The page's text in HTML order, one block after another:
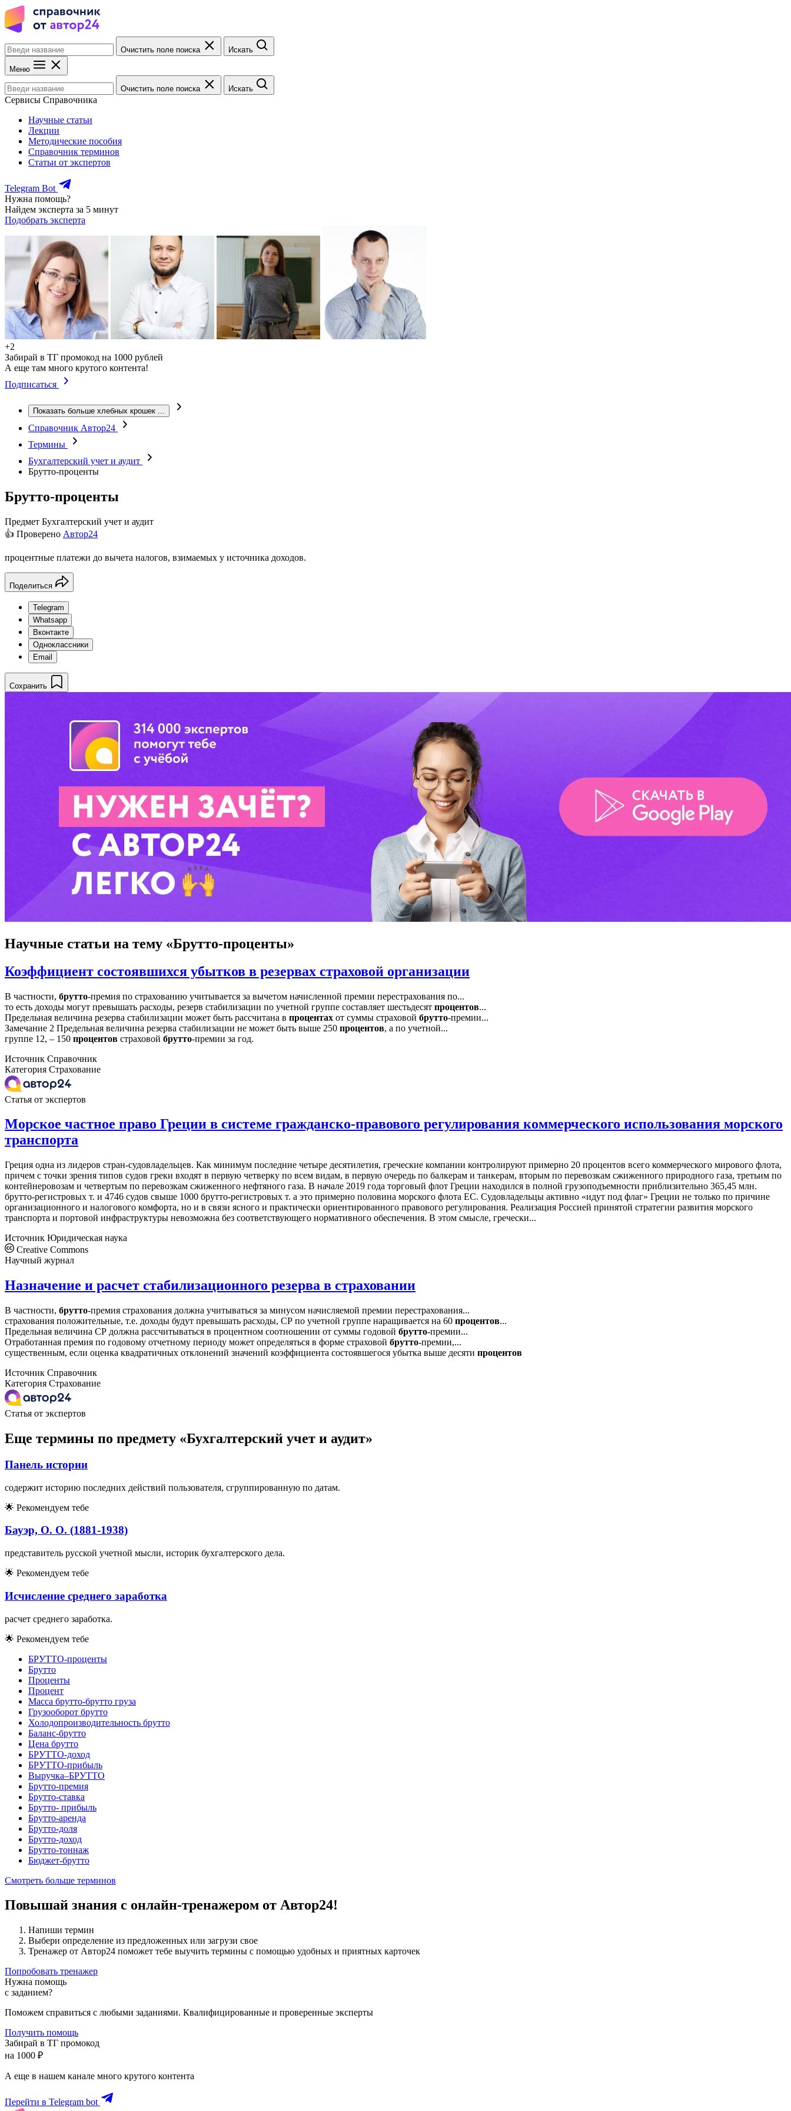
Очистить поле поиска Искать
Меню
Очистить поле поиска Искать
Сервисы Справочника
Научные статьи
Лекции
Методические пособия
Справочник терминов
Статьи от экспертов
Telegram Bot
Нужна помощь?
Найдем эксперта за 5 минут
Подобрать эксперта
+2
Забирай в ТГ промокод на 1000 рублей
А еще там много крутого контента!
Подписаться
Показать больше хлебных крошек ...
Справочник Автор24
Термины
Бухгалтерский учет и аудит
Брутто-проценты
Брутто-проценты
Предмет Бухгалтерский учет и аудит
👍 Проверено Автор24
процентные платежи до вычета налогов, взимаемых у источника доходов.
Поделиться
Telegram
Whatsapp
Вконтакте
Одноклассники
Email
Сохранить
Научные статьи на тему «Брутто-проценты»
Коэффициент состоявшихся убытков в резервах страховой организации
В частности, брутто-премия по страхованию учитывается за вычетом начисленной премии перестрахования по...
то есть доходы могут превышать расходы, резерв стабилизации по учетной группе составляет шестьдесят процентов...
Предельная величина резерва стабилизации может быть рассчитана в процентах от суммы страховой брутто-премии...
Замечание 2 Предельная величина резерва стабилизации не может быть выше 250 процентов, а по учетной...
группе 12, – 150 процентов страховой брутто-премии за год.
Источник Справочник
Категория Страхование
Статья от экспертов
Морское частное право Греции в системе гражданско-правового регулирования коммерческого использования морского
транспорта
Греция одна из лидеров стран-судовладельцев. Как минимум последние четыре десятилетия, греческие компании контролируют примерно 20 процентов всего коммерческого мирового флота,
причем с точки зрения типов судов греки входят в первую четверку по всем видам, в первую очередь по балкерам и танкерам, вторым по перевозкам сжиженного природного газа, третьим по
контейнеровозам и четвертым по перевозкам сжиженного нефтяного газа. В начале 2019 года торговый флот Греции находился в полной грузоподъемности приблизительно 365,45 млн.
брутто-регистровых т. и 4746 судов свыше 1000 брутто-регистровых т. а это примерно половина морского флота ЕС. Судовладельцы активно «идут под флаг» Греции не только по причине
организационного и налогового комфорта, но и в связи ясного и практически ориентированного правового регулирования. Реализация Россией принятой стратегии развития морского
транспорта и портовой инфраструктуры невозможна без соответствующего нормативного обеспечения. В этом смысле, гречески...
Источник Юридическая наука
Creative Commons
Научный журнал
Назначение и расчет стабилизационного резерва в страховании
В частности, брутто-премия страхования должна учитываться за минусом начисляемой премии перестрахования...
страхования положительные, т.е. доходы будут превышать расходы, СР по учетной группе наращивается на 60 процентов...
Предельная величина СР должна рассчитываться в процентном соотношении от суммы годовой брутто-премии...
Отработанная премия по годовому отчетному периоду может определяться в форме страховой брутто-премии,...
существенным, если оценка квадратичных отклонений значений коэффициента состоявшегося убытка выше десяти процентов
Источник Справочник
Категория Страхование
Статья от экспертов
Еще термины по предмету «Бухгалтерский учет и аудит»
Панель истории
содержит историю последних действий пользователя, сгруппированную по датам.
🌟 Рекомендуем тебе
Бауэр, О. О. (1881-1938)
представитель русской учетной мысли, историк бухгалтерского дела.
🌟 Рекомендуем тебе
Исчисление среднего заработка
расчет среднего заработка.
🌟 Рекомендуем тебе
БРУТТО-проценты
Брутто
Проценты
Процент
Масса брутто-брутто груза
Грузооборот брутто
Холодопроизводительность брутто
Баланс-брутто
Цена брутто
БРУТТО-доход
БРУТТО-прибыль
Выручка–БРУТТО
Брутто-премия
Брутто-ставка
Брутто- прибыль
Брутто-аренда
Брутто-доля
Брутто-доход
Брутто-тоннаж
Бюджет-брутто
Смотреть больше терминов
Повышай знания с онлайн-тренажером от Автор24!
Напиши термин
Выбери определение из предложенных или загрузи свое
Тренажер от Автор24 поможет тебе выучить термины с помощью удобных и приятных карточек
Попробовать тренажер
Нужна помощь
с заданием?
Поможем справиться с любыми заданиями. Квалифицированные и проверенные эксперты
Получить помощь
Забирай в ТГ промокод
на 1000 ₽
А еще в нашем канале много крутого контента
Перейти в Telegram bot